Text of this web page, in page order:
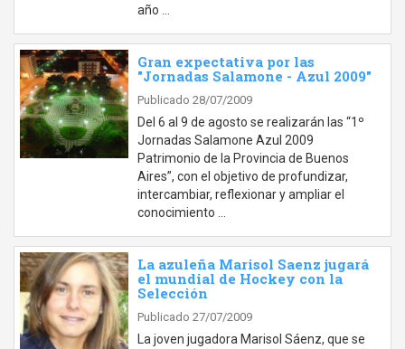
año …
Gran expectativa por las
"Jornadas Salamone - Azul 2009"
Publicado 28/07/2009
Del 6 al 9 de agosto se realizarán las “1º
Jornadas Salamone Azul 2009
Patrimonio de la Provincia de Buenos
Aires”, con el objetivo de profundizar,
intercambiar, reflexionar y ampliar el
conocimiento …
La azuleña Marisol Saenz jugará
el mundial de Hockey con la
Selección
Publicado 27/07/2009
La joven jugadora Marisol Sáenz, que se